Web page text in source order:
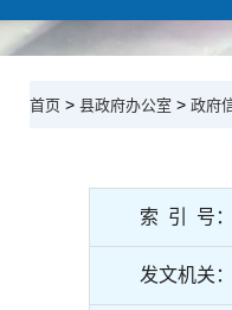
首页 > 县政府办公室 > 政府
索 引 号：
发文机关：